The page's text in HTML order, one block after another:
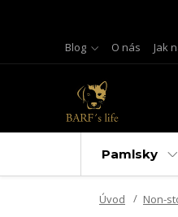
Blog O nás Jak
Pamlsky
Úvod Non-